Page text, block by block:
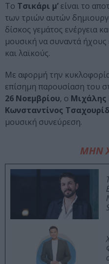
Το Τσικάρι μ’ είναι το
των τριών αυτών
δίσκος γεμάτος ενέργεια
μουσική να συναντά ήχους
και λαϊκούς.
Με αφορμή την
επίσημη παρουσίαση του
26 Νοεμβρίου, ο Μιχάλης
Κωνσταντίνος
μουσική συνεύρεση.
ΜΗΝ